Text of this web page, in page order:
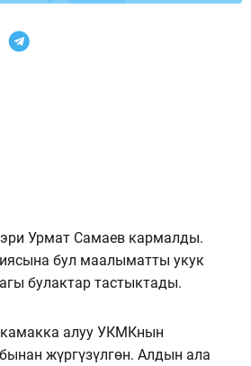
Урмат Самаев кармалды.
бул маалыматты укук
булактар ​​тастыктады.
камакка алуу УКМКнын
жүргүзүлгөн. Алдын ала